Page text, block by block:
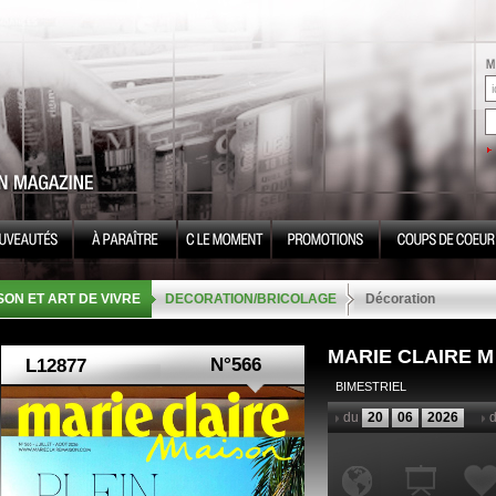
ET ART DE VIVRE DECORATION/BRICOLAGE Décoration
N°566 MARIE CLAIRE
BIMESTRIEL
du 20 06 2026